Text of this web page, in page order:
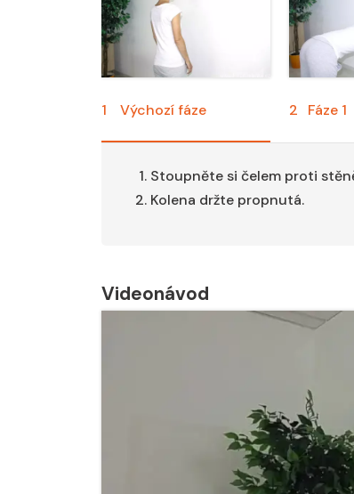
1 Výchozí fáze 2 Fáze 1
Stoupněte si čelem proti
Kolena držte propnutá.
Videonávod